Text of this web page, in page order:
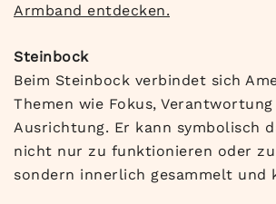
Armband entdecken.
Steinbock
Beim Steinbock verbindet sich
Themen wie Fokus,
Ausrichtung. Er kann symbolisch
nicht nur zu funktionieren oder
sondern innerlich gesammelt und